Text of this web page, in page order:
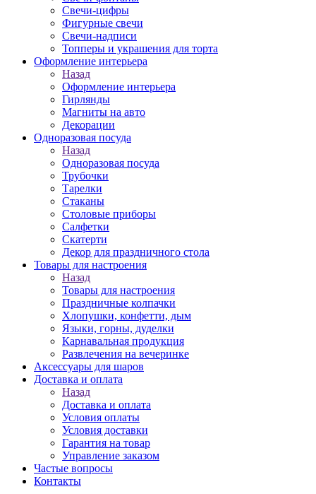
Свечи-цифры
Фигурные свечи
Свечи-надписи
Топперы и украшения для торта
Оформление интерьера
Назад
Оформление интерьера
Гирлянды
Магниты на авто
Декорации
Одноразовая посуда
Назад
Одноразовая посуда
Трубочки
Тарелки
Стаканы
Столовые приборы
Салфетки
Скатерти
Декор для праздничного стола
Товары для настроения
Назад
Товары для настроения
Праздничные колпачки
Хлопушки, конфетти, дым
Языки, горны, дуделки
Карнавальная продукция
Развлечения на вечеринке
Аксессуары для шаров
Доставка и оплата
Назад
Доставка и оплата
Условия оплаты
Условия доставки
Гарантия на товар
Управление заказом
Частые вопросы
Контакты